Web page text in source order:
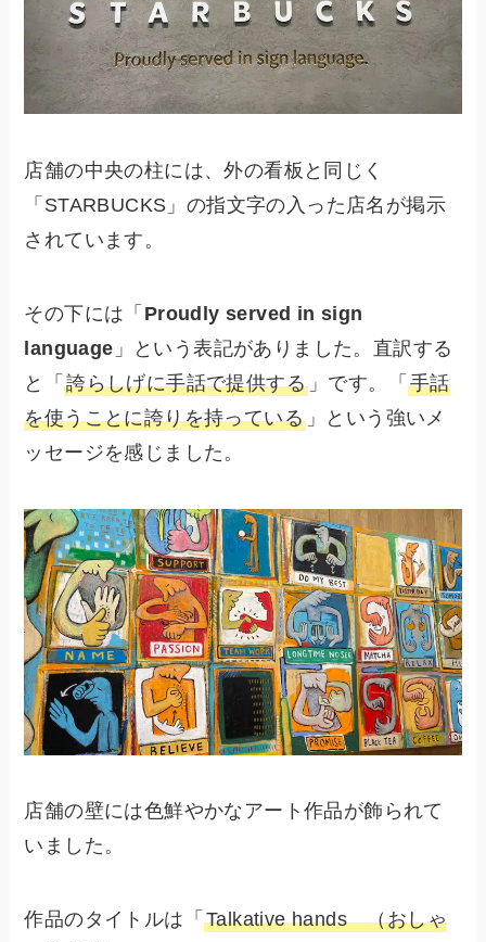
店舗の中央の柱には、外の看板と同じく
「STARBUCKS」の指文字の入った店名が掲示
されています。
その下には「 Proudly served in sign
language 」という表記がありました。直訳する
と「誇らしげに手話で提供する 」です。「手話
を使うことに誇りを持っている 」という強いメ
ッセージを感じました。
店舗の壁には色鮮やかなアート作品が飾られて
いました。
作品のタイトルは「Talkative hands （おしゃ